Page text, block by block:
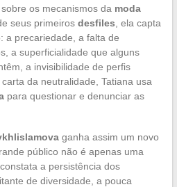
os mecanismos da moda
seus primeiros desfiles , ela capta
a precariedade, a falta de
a superficialidade que alguns
a invisibilidade de perfis
da neutralidade, Tatiana usa
para questionar e denunciar as
ganha assim um novo
público não é apenas uma
a persistência dos
de diversidade, a pouca